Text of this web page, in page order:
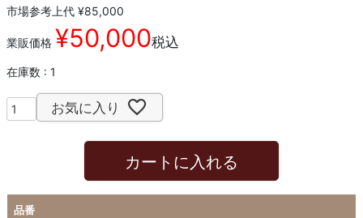
市場参考上代 ¥85,000
業販価格 ¥50,000税込
在庫数 1
お気に入り
カートに入れる
品番